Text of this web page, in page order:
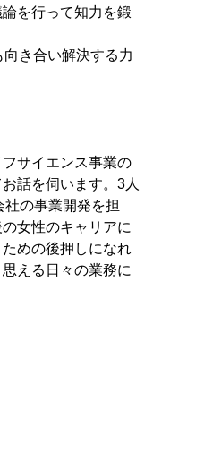
を行って知力を鍛
き合い解決する力
サイエンス事業の
話を伺います。3人
の事業開発を担
女性のキャリアに
めの後押しになれ
える日々の業務に